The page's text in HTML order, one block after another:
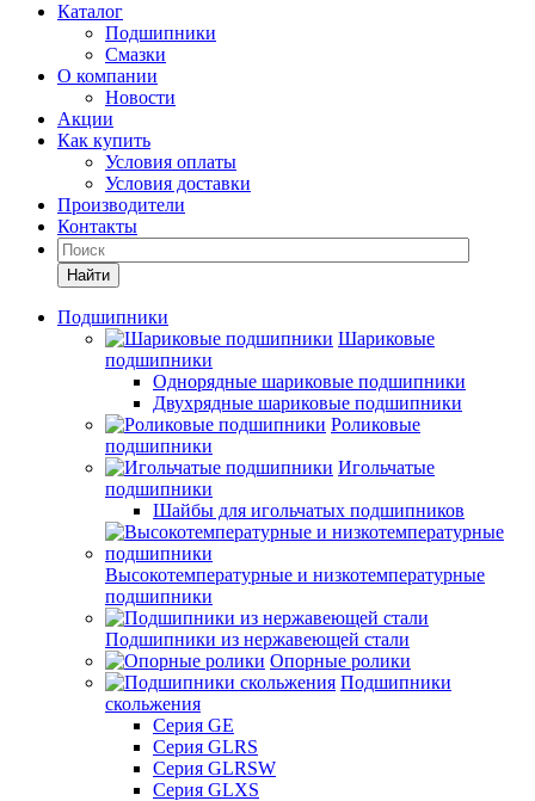
Каталог
Подшипники
Смазки
О компании
Новости
Акции
Как купить
Условия оплаты
Условия доставки
Производители
Контакты
Найти
Подшипники
Шариковые
подшипники
Однорядные шариковые подшипники
Двухрядные шариковые подшипники
Роликовые
подшипники
Игольчатые
подшипники
Шайбы для игольчатых подшипников
Высокотемпературные и низкотемпературные
подшипники
Подшипники из нержавеющей стали
Опорные ролики
Подшипники
скольжения
Серия GE
Серия GLRS
Серия GLRSW
Серия GLXS